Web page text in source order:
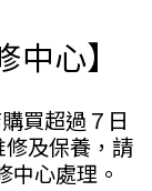
心】
買超過７日
及保養，請
心處理。